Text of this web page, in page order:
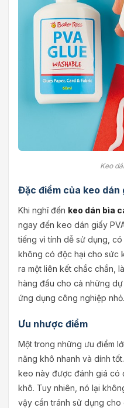
Keo
Đặc điểm của keo dán
Khi nghĩ đến keo dán bìa
ngay đến keo dán giấy
tiếng vì tính dễ sử dụng,
không có độc hại cho sức
ra một liên kết chắc chắn,
hàng đầu cho cả những
ứng dụng công nghiệp nhỏ.
Ưu nhược điểm
Một trong những ưu điểm
năng khô nhanh và dính
keo này được đánh giá có
khô. Tuy nhiên, nó lại
vậy cần tránh sử dụng cho